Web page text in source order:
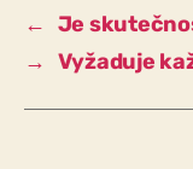
← Je
→ Vyžaduje